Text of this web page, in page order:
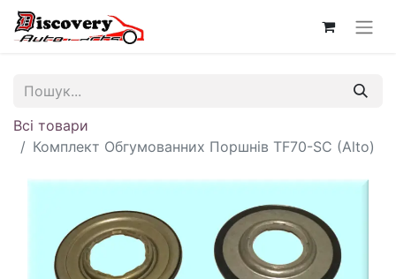
Всі товари
Комплект Обгумованних Поршнів TF70-SC (Alto)